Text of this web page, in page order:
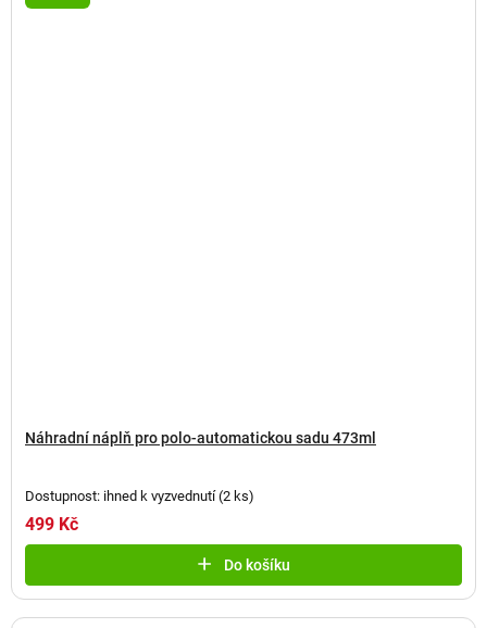
Náhradní náplň pro polo-automatickou sadu 473ml
Dostupnost: ihned k vyzvednutí(2 ks)
499 Kč
Do košíku